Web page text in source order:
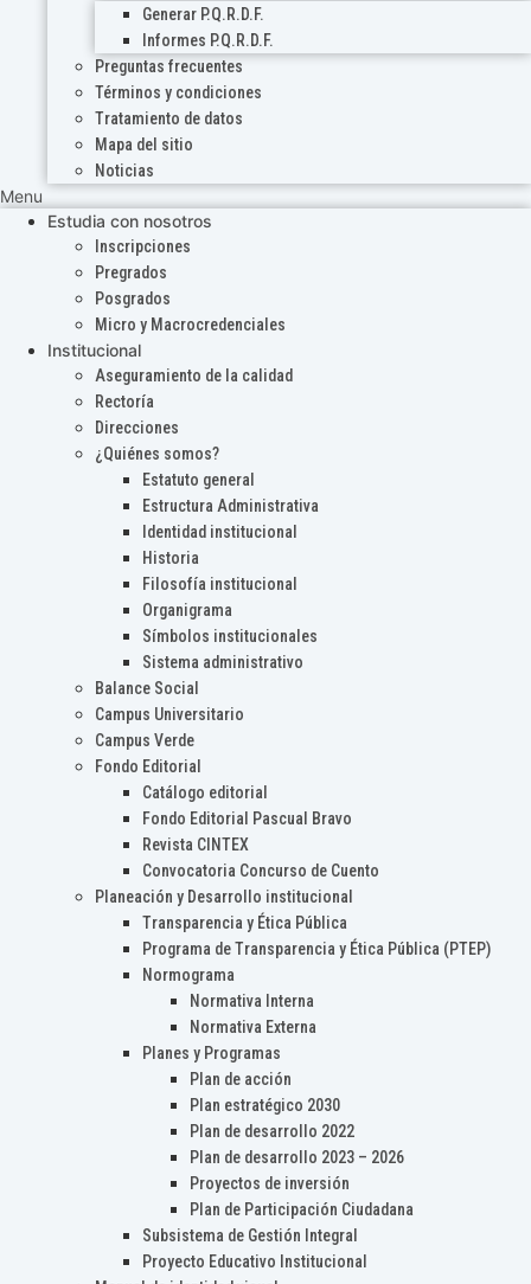
Generar P.Q.R.D.F.
Informes P.Q.R.D.F.
Preguntas frecuentes
Términos y condiciones
Tratamiento de datos
Mapa del sitio
Noticias
Menu
Estudia con nosotros
Inscripciones
Pregrados
Posgrados
Micro y Macrocredenciales
Institucional
Aseguramiento de la calidad
Rectoría
Direcciones
¿Quiénes somos?
Estatuto general
Estructura Administrativa
Identidad institucional
Historia
Filosofía institucional
Organigrama
Símbolos institucionales
Sistema administrativo
Balance Social
Campus Universitario
Campus Verde
Fondo Editorial
Catálogo editorial
Fondo Editorial Pascual Bravo
Revista CINTEX
Convocatoria Concurso de Cuento
Planeación y Desarrollo institucional
Transparencia y Ética Pública
Programa de Transparencia y Ética Pública (PTEP)
Normograma
Normativa Interna
Normativa Externa
Planes y Programas
Plan de acción
Plan estratégico 2030
Plan de desarrollo 2022
Plan de desarrollo 2023 – 2026
Proyectos de inversión
Plan de Participación Ciudadana
Subsistema de Gestión Integral
Proyecto Educativo Institucional